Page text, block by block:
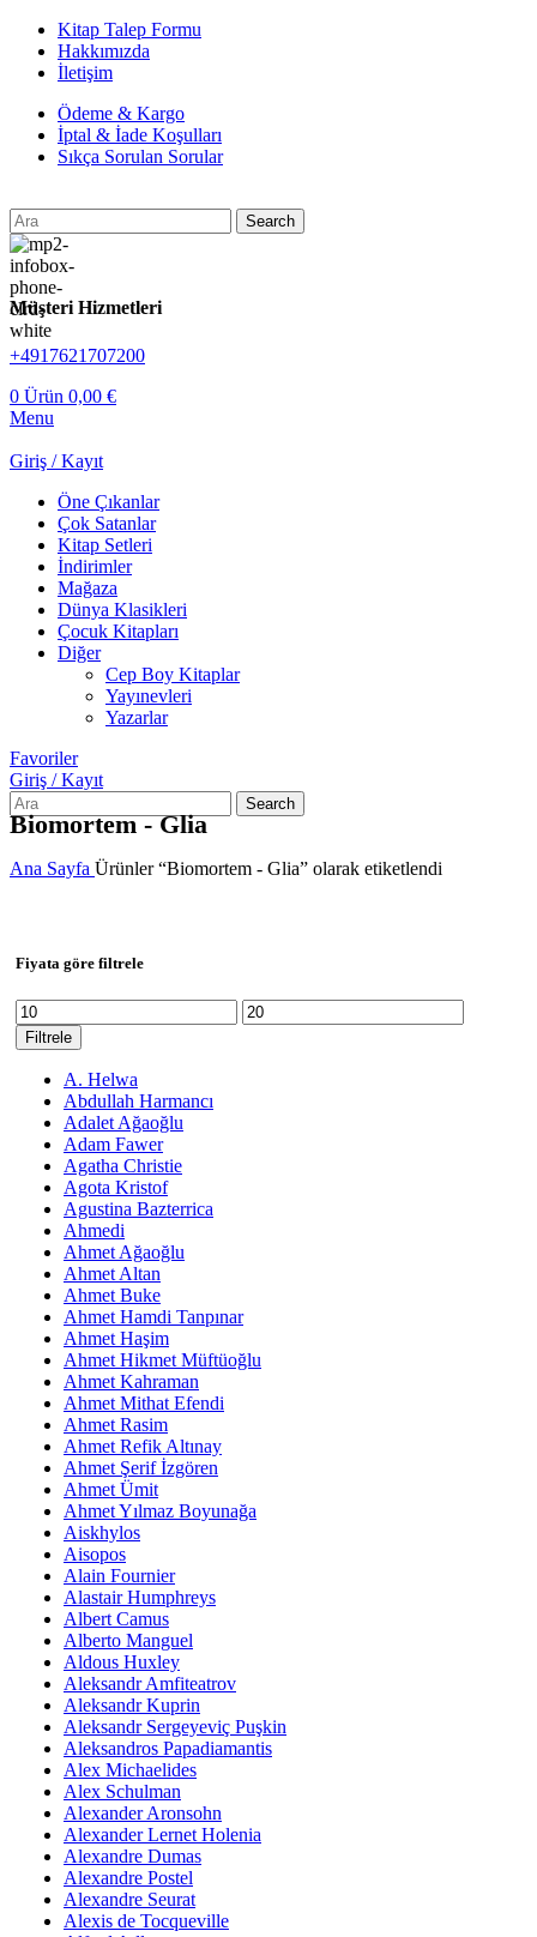
Kitap Talep Formu
Hakkımızda
İletişim
Ödeme & Kargo
İptal & İade Koşulları
Sıkça Sorulan Sorular
Search
Müşteri Hizmetleri
+4917621707200
0 Ürün 0,00 €
Menu
Giriş / Kayıt
Öne Çıkanlar
Çok Satanlar
Kitap Setleri
İndirimler
Mağaza
Dünya Klasikleri
Çocuk Kitapları
Diğer
Cep Boy Kitaplar
Yayınevleri
Yazarlar
Favoriler
Giriş / Kayıt
Search
Biomortem - Glia
Ana Sayfa Ürünler “Biomortem - Glia” olarak etiketlendi
Fiyata göre filtrele
En
düşük
fiyat
En
yüksek
Filtrele
A. Helwa
Abdullah Harmancı
Adalet Ağaoğlu
Adam Fawer
Agatha Christie
Agota Kristof
Agustina Bazterrica
Ahmedi
Ahmet Ağaoğlu
Ahmet Altan
Ahmet Buke
Ahmet Hamdi Tanpınar
Ahmet Haşim
Ahmet Hikmet Müftüoğlu
Ahmet Kahraman
Ahmet Mithat Efendi
Ahmet Rasim
Ahmet Refik Altınay
Ahmet Şerif İzgören
Ahmet Ümit
Ahmet Yılmaz Boyunağa
Aiskhylos
Aisopos
Alain Fournier
Alastair Humphreys
Albert Camus
Alberto Manguel
Aldous Huxley
Aleksandr Amfiteatrov
Aleksandr Kuprin
Aleksandr Sergeyeviç Puşkin
Aleksandros Papadiamantis
Alex Michaelides
Alex Schulman
Alexander Aronsohn
Alexander Lernet Holenia
Alexandre Dumas
Alexandre Postel
Alexandre Seurat
Alexis de Tocqueville